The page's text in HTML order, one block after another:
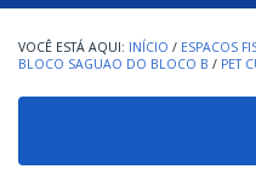
INÍCIO / ESPACOS
BLOCO SAGUAO DO BLOCO B / PET